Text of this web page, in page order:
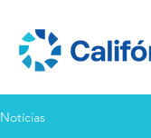
Notícias